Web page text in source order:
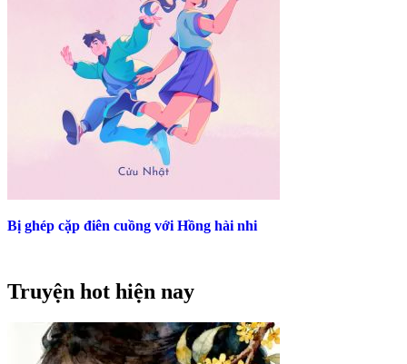
Bị ghép cặp điên cuồng với Hồng hài nhi
Truyện hot hiện nay